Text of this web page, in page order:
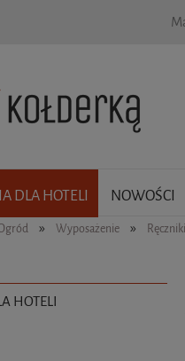
DLA HOTELI NOWOŚCI
» Wyposażenie » Ręczniki
HOTELI